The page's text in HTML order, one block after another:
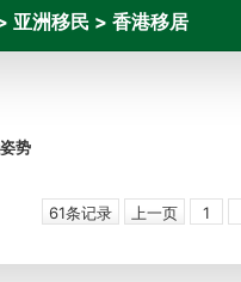
亚洲移民 > 香港移居
势
61条记录 上一页 1